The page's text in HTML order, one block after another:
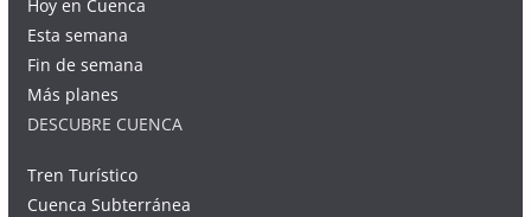
Hoy en Cuenca
Esta semana
Fin de semana
Más planes
DESCUBRE CUENCA
Tren Turístico
Cuenca Subterránea